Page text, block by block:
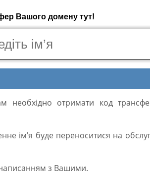
Вашого домену тут!
необхідно отримати код
ім’я буде переноситися на
з Вашими.